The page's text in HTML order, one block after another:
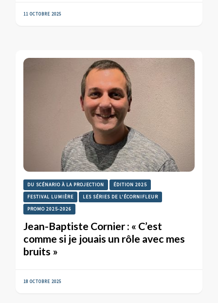
11 OCTOBRE 2025
DU SCÉNARIO À LA PROJECTION
ÉDITION 2025
FESTIVAL LUMIÈRE
LES SÉRIES DE L'ÉCORNIFLEUR
PROMO 2025-2026
Jean-Baptiste Cornier : « C’est
comme si je jouais un rôle avec mes
bruits »
18 OCTOBRE 2025